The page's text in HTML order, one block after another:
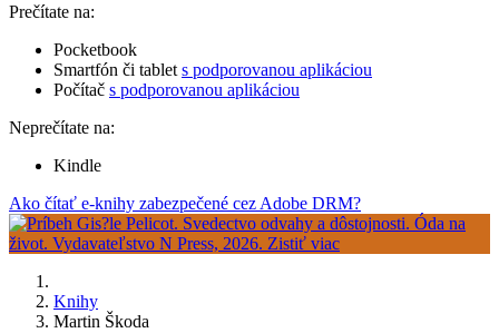
Prečítate na:
Pocketbook
Smartfón či tablet s podporovanou aplikáciou
Počítač s podporovanou aplikáciou
Neprečítate na:
Kindle
Ako čítať e-knihy zabezpečené cez Adobe DRM?
Knihy
Martin Škoda